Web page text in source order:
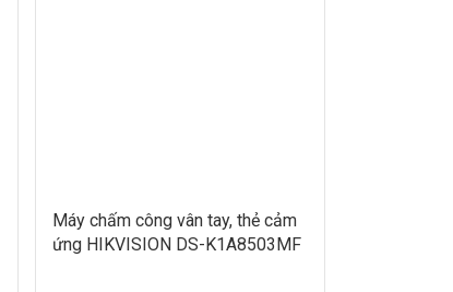
Máy chấm công vân tay, thẻ cảm
ứng HIKVISION DS-K1A8503MF